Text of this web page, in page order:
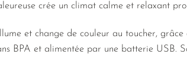
crée un climat calme et relaxant
et change de couleur au toucher,
BPA et alimentée par une batterie USB.